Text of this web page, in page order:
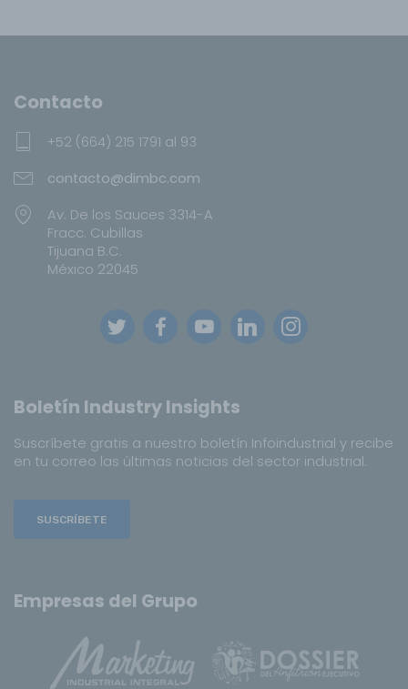
Contacto
+52 (664) 215 1791 al 93
contacto@dimbc.com
Av. De los Sauces 3314-A
Fracc. Cubillas
Tijuana B.C.
México 22045
Boletín Industry Insights
Suscríbete gratis a nuestro boletín Infoindustrial y recibe
en tu correo las últimas noticias del sector industrial.
SUSCRÍBETE
Empresas del Grupo